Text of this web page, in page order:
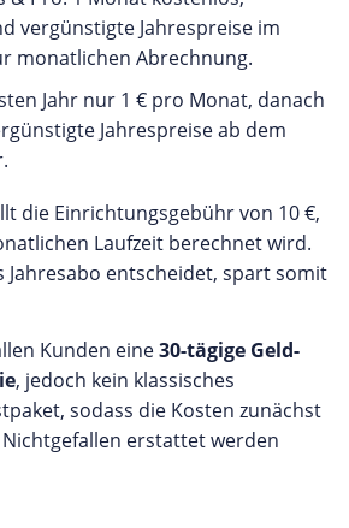
vergünstigte Jahrespreise im
monatlichen Abrechnung.
Jahr nur 1 € pro Monat, danach
Jahrespreise ab dem
die Einrichtungsgebühr von 10 €,
Laufzeit berechnet wird.
Jahresabo entscheidet, spart somit
Kunden eine30-tägige Geld-
, jedoch kein klassisches
sodass die Kosten zunächst
erstattet werden